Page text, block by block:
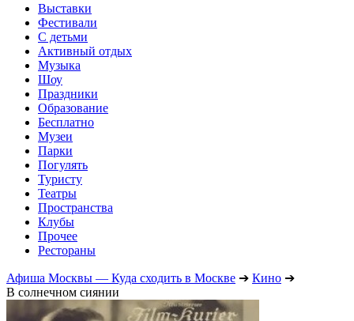
Выставки
Фестивали
С детьми
Активный отдых
Музыка
Шоу
Праздники
Образование
Бесплатно
Музеи
Парки
Погулять
Туристу
Театры
Пространства
Клубы
Прочее
Рестораны
Афиша Москвы — Куда сходить в Москве ➔ Кино ➔
В солнечном сиянии